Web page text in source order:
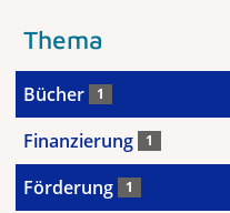
Thema
Bücher 1
Finanzierung 1
Förderung 1